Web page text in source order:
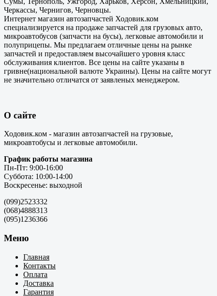
Черкассы, Чернигов, Черновцы.
Интернет магазин автозапчастей Ходовик.ком
специализируется на продаже запчастей для грузовых авто,
микроавтобусов (запчасти на бусы), легковые автомобили и
полуприцепы. Мы предлагаем отличные цены на рынке
запчастей и предоставляем высочайшего уровня класс
обслуживания клиентов. Все цены на сайте указаны в
гривне(национальной валюте Украины). Цены на сайте могут
не значительно отличатся от заявленых менеджером.
О сайте
Ходовик.ком - магазин автозапчастей на грузовые,
микроавтобусы и легковые автомобили.
График работы магазина
Пн-Пт: 9:00-16:00
Суббота: 10:00-14:00
Воскресенье: выходной
(099)2523332
(068)4888313
(095)1236366
Меню
Главная
Контакты
Оплата
Доставка
Гарантия